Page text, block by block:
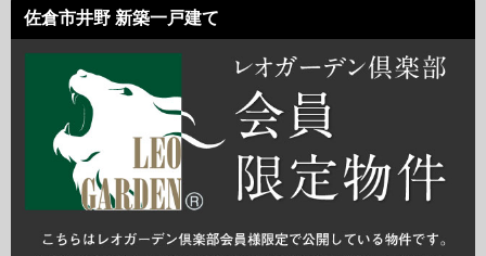
佐倉市井野 新築一戸建て